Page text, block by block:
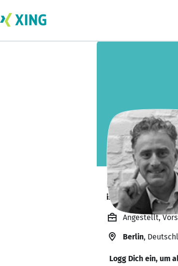
Dipl.-Ing.
ist zurzeit gebucht.
Angestellt,
Berlin,
Logg Dich ein, um